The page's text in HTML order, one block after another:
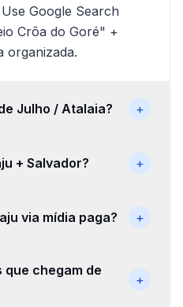
Google Search
Crôa do Goré" +
organizada.
Julho / Atalaia? +
+ Salvador? +
via mídia paga? +
chegam de
+